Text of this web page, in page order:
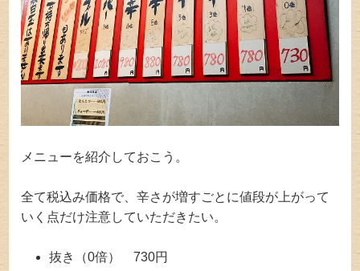
メニューを紹介しておこう。
全て税込み価格で、辛さが増すごとに値段が上がって
いく点だけ注意していただきたい。
抜き（0倍） 730円